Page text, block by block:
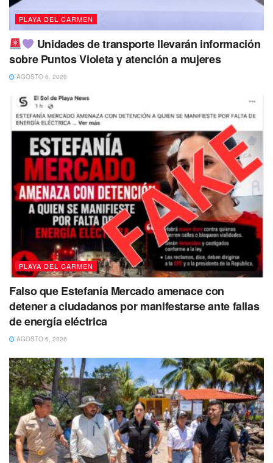
PLAYA DEL CARMEN
Unidades de transporte llevarán información
sobre Puntos Violeta y atención a mujeres
AGOSTO 6, 2026
PLAYA DEL CARMEN
Falso que Estefanía Mercado amenace con
detener a ciudadanos por manifestarse ante fallas
de energía eléctrica
AGOSTO 6, 2026